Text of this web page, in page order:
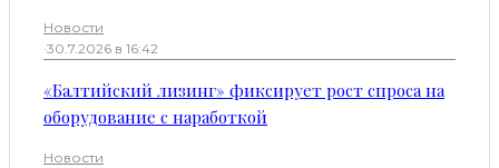
Новости
·30.7.2026 в 16:42
«Балтийский лизинг» фиксирует рост спроса на
оборудование с наработкой
Новости